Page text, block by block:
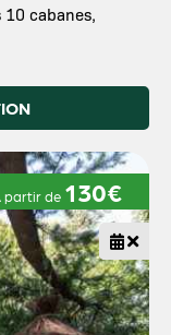
cabanes,
partir de 130€